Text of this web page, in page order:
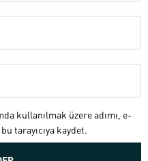
kullanılmak üzere adımı, e-
tarayıcıya kaydet.